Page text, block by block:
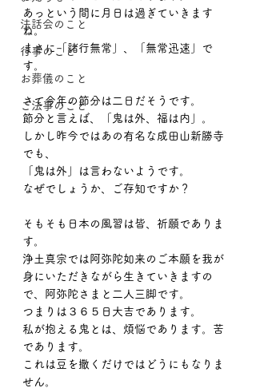
法話会のこと
行事のこと
お葬儀のこと
ご法事のこと
あっという間に月日は過ぎていきます
ね。
まさに「諸行無常」、「無常迅速」で
す。
さて今年の節分は二日だそうです。
節分と言えば、「鬼は外、福は内」。
しかし昨今ではあの有名な成田山新勝寺
でも、
「鬼は外」は言わないようです。
なぜでしょうか、ご存知ですか？
そもそも日本の風習は皆、祈願でありま
す。
浄土真宗では阿弥陀如来のご本願を我が
身にいただきながら生きていきますの
で、阿弥陀さまと二人三脚です。
つまりは３６５日大吉であります。
私が抱える鬼とは、煩悩であります。苦
であります。
これは豆を撒くだけではどうにもなりま
せん。